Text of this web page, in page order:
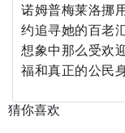
诺姆普梅莱洛挪
约追寻她的百老
想象中那么受欢
福和真正的公民身
猜你喜欢